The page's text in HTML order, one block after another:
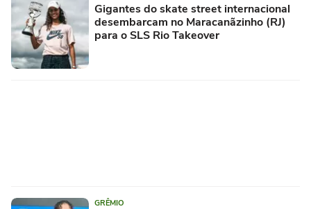
Gigantes do skate street internacional
desembarcam no Maracanãzinho (RJ)
para o SLS Rio Takeover
GRÊMIO